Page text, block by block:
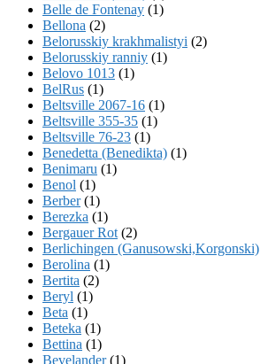
Belle de Fontenay (1)
Bellona (2)
Belorusskiy krakhmalistyi (2)
Belorusskiy ranniy (1)
Belovo 1013 (1)
BelRus (1)
Beltsville 2067-16 (1)
Beltsville 355-35 (1)
Beltsville 76-23 (1)
Benedetta (Benedikta) (1)
Benimaru (1)
Benol (1)
Berber(1)
Berezka (1)
Bergauer Rot (2)
Berlichingen (Ganusowski,Korgonski)
Berolina (1)
Bertita (2)
Beryl (1)
Beta (1)
Beteka (1)
Bettina (1)
Bevelander(1)